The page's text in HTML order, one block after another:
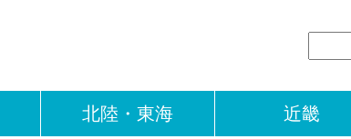
北陸・東海 近畿